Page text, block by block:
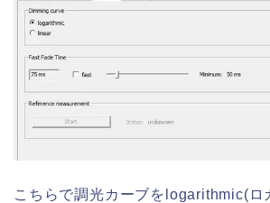
こちらで調光カーブをlogarithmic(ロ